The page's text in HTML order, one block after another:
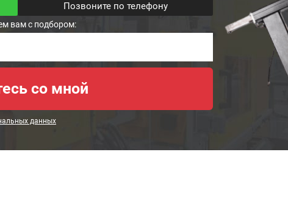
Позвоните по телефону
вам с подбором:
данных